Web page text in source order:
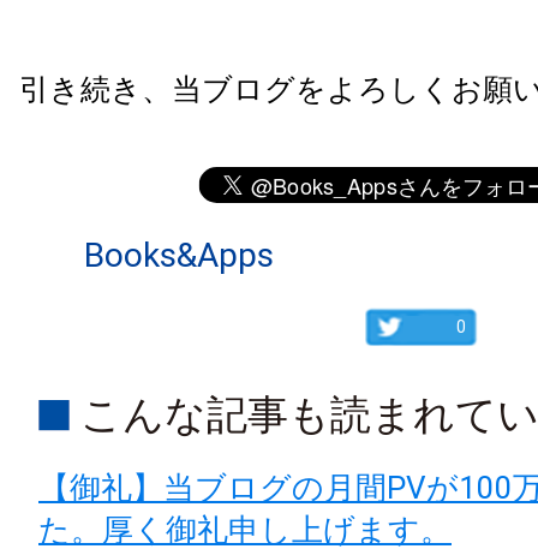
引き続き、当ブログをよろしくお願
Books&Apps
0
こんな記事も読まれて
【御礼】当ブログの月間PVが100
た。厚く御礼申し上げます。